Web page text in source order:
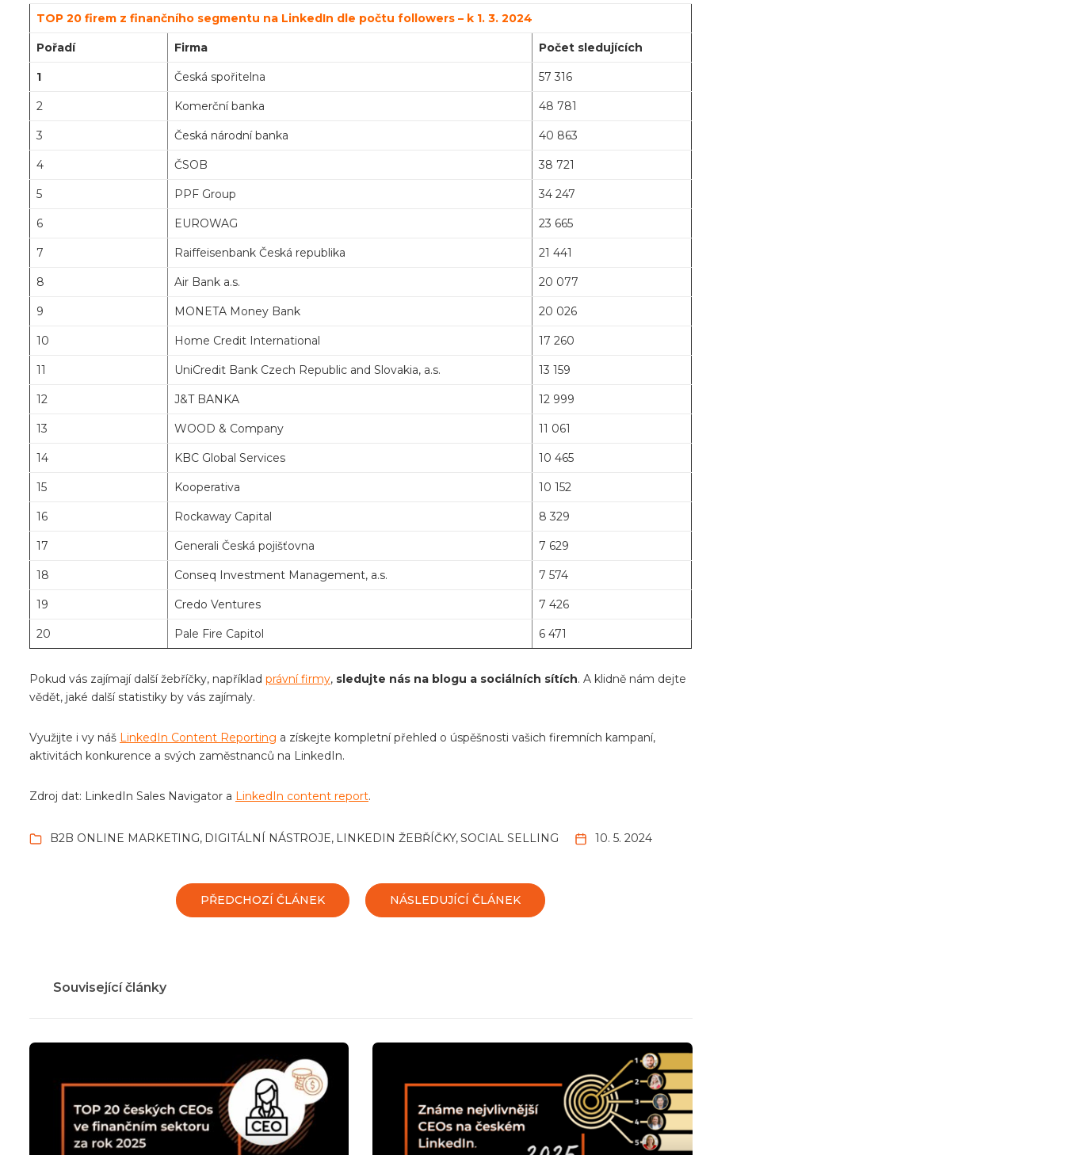
TOP 20 firem z finančního segmentu na LinkedIn dle počtu followers – k 1. 3. 2024
Pořadí Firma Počet sledujících
1 Česká spořitelna 57 316
2 Komerční banka 48 781
3 Česká národní banka 40 863
4 ČSOB 38 721
5 PPF Group 34 247
6 EUROWAG 23 665
7 Raiffeisenbank Česká republika 21 441
8 Air Bank a.s. 20 077
9 MONETA Money Bank 20 026
10 Home Credit International 17 260
11 UniCredit Bank Czech Republic and Slovakia, a.s. 13 159
12 J&T BANKA 12 999
13 WOOD & Company 11 061
14 KBC Global Services 10 465
15 Kooperativa 10 152
16 Rockaway Capital 8 329
17 Generali Česká pojišťovna 7 629
18 Conseq Investment Management, a.s. 7 574
19 Credo Ventures 7 426
20 Pale Fire Capitol 6 471
Pokud vás zajímají další žebříčky, například právní firmy, sledujte nás na blogu a sociálních sítích. A klidně nám dejte
vědět, jaké další statistiky by vás zajímaly.
Využijte i vy náš LinkedIn Content Reporting a získejte kompletní přehled o úspěšnosti vašich firemních kampaní,
aktivitách konkurence a svých zaměstnanců na LinkedIn.
Zdroj dat: LinkedIn Sales Navigator a LinkedIn content report.
B2B ONLINE MARKETING DIGITÁLNÍ NÁSTROJE LINKEDIN ŽEBŘÍČKY SOCIAL SELLING 10. 5. 2024
PŘEDCHOZÍ ČLÁNEK NÁSLEDUJÍCÍ ČLÁNEK
Související články